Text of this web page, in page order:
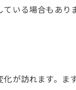
配送で第二のキ
うシニアの新たな
いる場合もあり
が訪れます。